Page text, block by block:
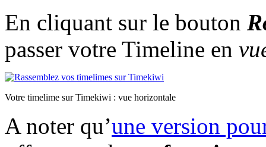
En cliquant sur le bouton
passer votre Timeline en
Votre timelime sur Timekiwi : vue horizontale
A noter qu’une version